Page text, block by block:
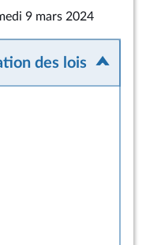
9 mars 2024
des lois